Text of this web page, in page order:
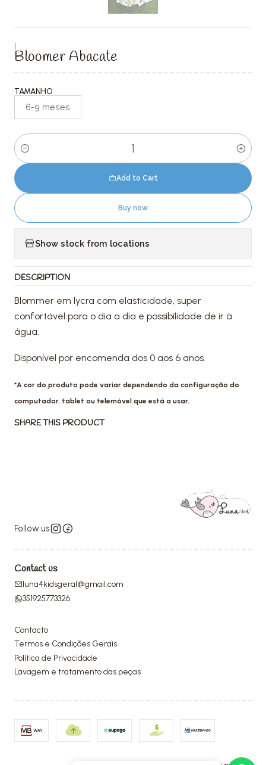
|
Bloomer Abacate
TAMANHO
6-9 meses
Quantity
Add to Cart
Buy now
Show stock from locations
DESCRIPTION
Blommer em lycra com elasticidade, super
confortável para o dia a dia e possibilidade de ir à
água.
Disponível por encomenda dos 0 aos 6 anos.
*A cor do produto pode variar dependendo da configuração do
computador, tablet ou telemóvel que está a usar.
SHARE THIS PRODUCT
Follow us
Contact us
luna4kidsgeral@gmail.com
351925773326
Contacto
Termos e Condições Gerais
Política de Privacidade
Lavagem e tratamento das peças